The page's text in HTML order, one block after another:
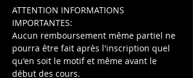
ATTENTION INFORMATIONS
Aucun remboursement même partiel ne
pourra être fait après l'inscription quel
qu'en soit le motif et même avant le